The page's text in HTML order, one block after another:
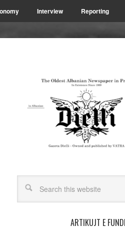
Interview Reporting
ARTIKUJT E